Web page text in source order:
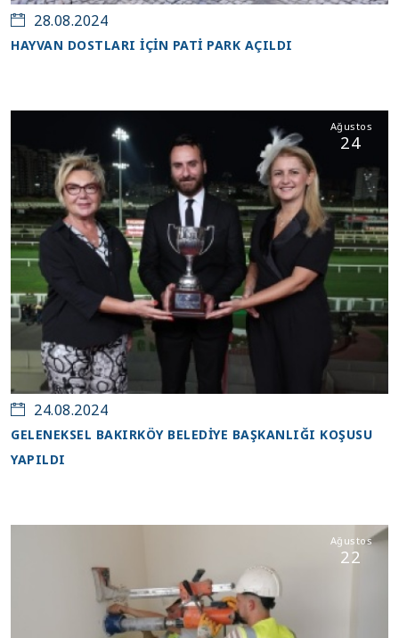
28.08.2024
HAYVAN DOSTLARI İÇİN PATİ PARK AÇILDI
Ağustos
24
24.08.2024
GELENEKSEL BAKIRKÖY BELEDİYE BAŞKANLIĞI KOŞUSU
YAPILDI
Ağustos
22